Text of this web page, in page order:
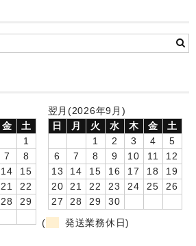
金
土
1
7
8
14
15
21
22
28
29
翌月(2026年9月)
日
月 火 水 木 金
土
1
2 3 4
5
6
7 8 9 10 11
12
13
14 15 16 17 18
19
20
21 22 23 24 25
26
27
28 29
30
(
発送業務休日)